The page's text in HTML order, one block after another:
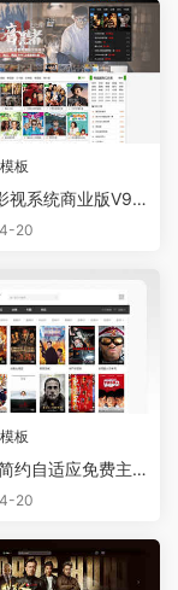
板
视系统商业版V9.3
板加自动采集
20
板
约自适应免费主
版
20